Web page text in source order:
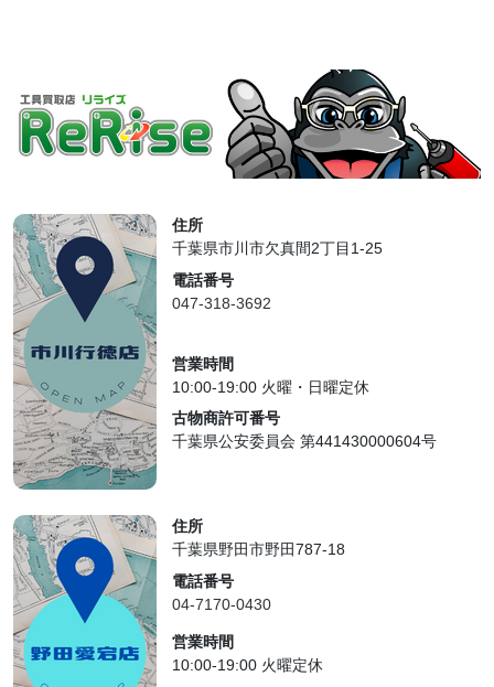
住所
千葉県市川市欠真間2丁目1-25
電話番号
047-318-3692
営業時間
10:00-19:00 火曜・日曜定休
古物商許可番号
千葉県公安委員会 第441430000604号
住所
千葉県野田市野田787-18
電話番号
04-7170-0430
営業時間
10:00-19:00 火曜定休